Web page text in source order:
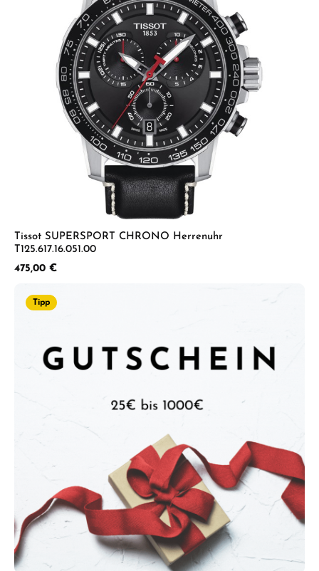
Tissot SUPERSPORT CHRONO Herrenuhr
T125.617.16.051.00
Regulärer Preis:
475,00 €
Tipp